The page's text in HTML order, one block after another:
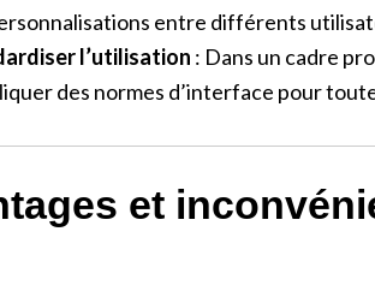
entre différents
l’utilisation : Dans un cadre
des normes d’interface pour
et